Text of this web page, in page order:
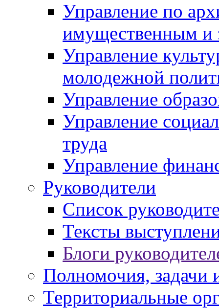
Управление по
имущественным и
Управление
молодежной
Управление
Управление
труда
Управление
Руководители
Список
Тексты
Блоги
Полномочия, задачи
Территориальные